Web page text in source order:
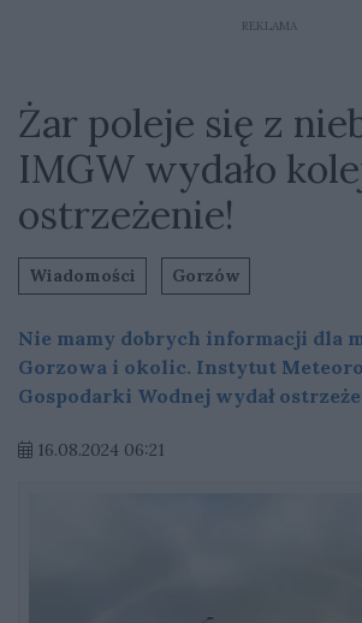
REKLAMA
Żar poleje się z
IMGW wydało
ostrzeżenie!
Wiadomości Gorzów
Nie mamy dobrych informacji dla
Gorzowa i okolic. Instytut
Gospodarki Wodnej wydał
16.08.2024 06:21